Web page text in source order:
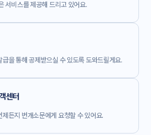
서비스를 제공해 드리고 있어요.
을 통해 공제받으실 수 있도록 도와드릴게요.
센터
든지 번개소문에게 요청할 수 있어요.